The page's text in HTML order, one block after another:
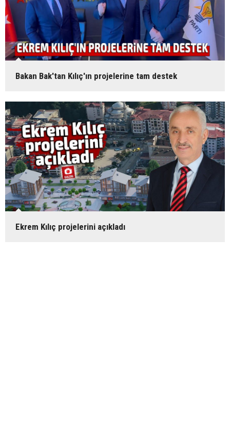
Bakan Bak'tan Kılıç'ın projelerine tam destek
Ekrem Kılıç projelerini açıkladı